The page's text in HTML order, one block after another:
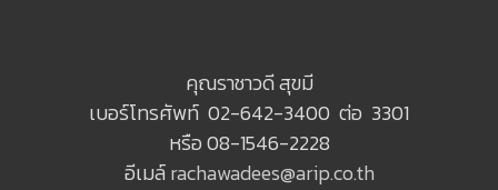
คุณราชาวดี สุขมี
เบอร์โทรศัพท์ 02-642-3400 ต่อ 3301
หรือ 08-1546-2228
อีเมล์rachawadees@arip.co.th